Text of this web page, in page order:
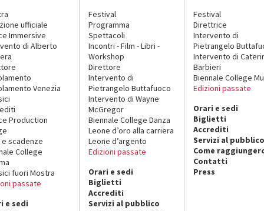
ufficiale
Immersive
di Alberto
Venezia
Production
e scadenze
College
fuori Mostra
passate
e sedi
Festival
Programma
Spettacoli
Incontri - Film - Libri -
Workshop
Direttore
Intervento di
Pietrangelo Buttafuoco
Intervento di Wayne
McGregor
Biennale College Danza
Leone d’oro alla carriera
Leone d’argento
Edizioni passate
Orari e sedi
Biglietti
Accrediti
Servizi al pubblico
Festival
Direttrice
Intervento di
Pietrangelo
Intervento di
Barbieri
Biennale College
Edizioni passate
Orari e sedi
Biglietti
Accrediti
Servizi al pubblico
Come
Contatti
Press